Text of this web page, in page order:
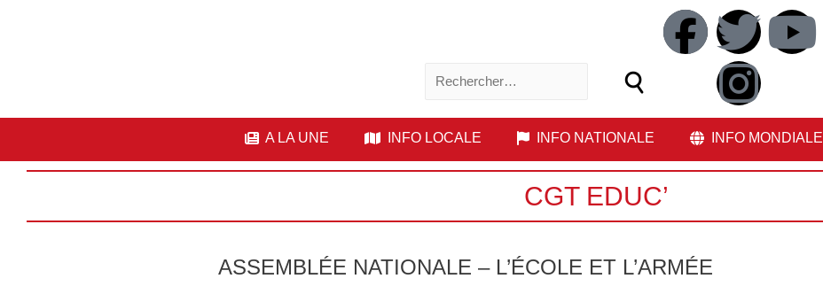
A LA UNE INFO LOCALE INFO NATIONALE INFO MONDIALE
CGT EDUC’
ASSEMBLÉE NATIONALE – L’ÉCOLE ET L’ARMÉE